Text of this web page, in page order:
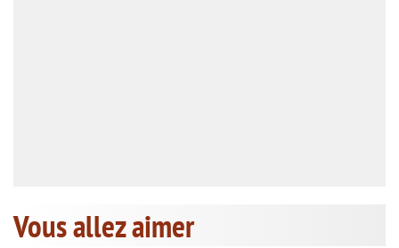
Vous allez aimer